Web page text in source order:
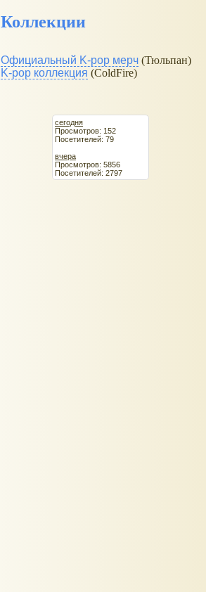
Коллекции
Официальный K-pop мерч (Тюльпан)
K-pop коллекция (ColdFire)
сегодня
Просмотров: 152
Посетителей: 79
вчера
Просмотров: 5856
Посетителей: 2797